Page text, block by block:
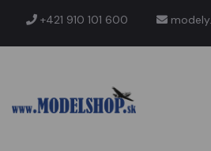
+421 910 101 600